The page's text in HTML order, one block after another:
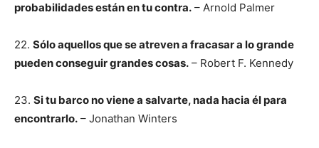
probabilidades están en tu contra. – Arnold Palmer
22. Sólo aquellos que se atreven a fracasar a lo grande
pueden conseguir grandes cosas. – Robert F. Kennedy
23. Si tu barco no viene a salvarte, nada hacia él para
encontrarlo. – Jonathan Winters